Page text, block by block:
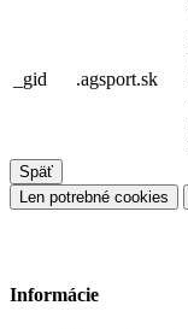
_gid .agsport.sk
Späť
Len potrebné cookies
Informácie